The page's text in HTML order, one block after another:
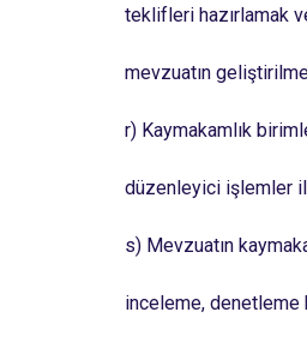
teklifleri hazırlamak
mevzuatın
r) Kaymakamlık
düzenleyici işlemler
s) Mevzuatın
inceleme,